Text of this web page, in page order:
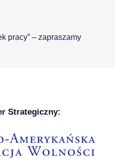
pracy” – zapraszamy
Strategiczny: